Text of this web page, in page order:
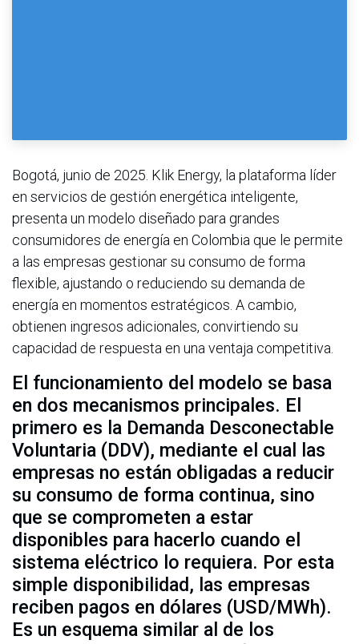
Bogotá, junio de 2025. Klik Energy, la plataforma líder
en servicios de gestión energética inteligente,
presenta un modelo diseñado para grandes
consumidores de energía en Colombia que le permite
a las empresas gestionar su consumo de forma
flexible, ajustando o reduciendo su demanda de
energía en momentos estratégicos. A cambio,
obtienen ingresos adicionales, convirtiendo su
capacidad de respuesta en una ventaja competitiva.
El funcionamiento del modelo se basa
en dos mecanismos principales. El
primero es la Demanda Desconectable
Voluntaria (DDV), mediante el cual las
empresas no están obligadas a reducir
su consumo de forma continua, sino
que se comprometen a estar
disponibles para hacerlo cuando el
sistema eléctrico lo requiera. Por esta
simple disponibilidad, las empresas
reciben pagos en dólares (USD/MWh).
Es un esquema similar al de los